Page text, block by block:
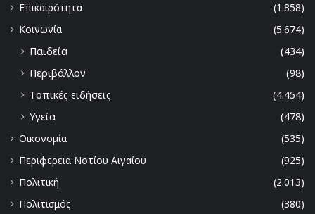
Επικαιρότητα
(1.858)
Κοινωνία
(5.674)
Παιδεία
(434)
Περιβάλλον
(98)
Τοπικές ειδήσεις
(4.454)
Υγεία
(478)
Οικονομία
(535)
Περιφερεια Νοτίου Αιγαίου
(925)
Πολιτική
(2.013)
Πολιτισμός
(380)